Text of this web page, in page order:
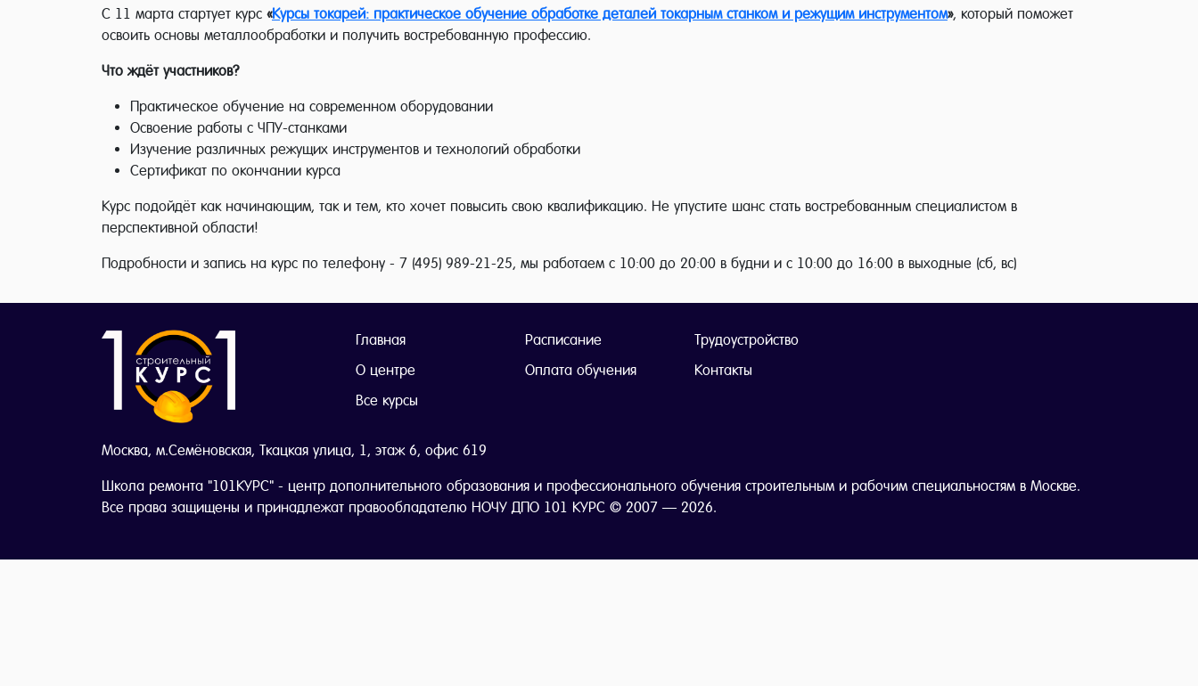
С 11 марта стартует курс «Курсы токарей: практическое обучение обработке деталей токарным станком и режущим инструментом», который поможет
освоить основы металлообработки и получить востребованную профессию.
Что ждёт участников?
Практическое обучение на современном оборудовании
Освоение работы с ЧПУ-станками
Изучение различных режущих инструментов и технологий обработки
Сертификат по окончании курса
Курс подойдёт как начинающим, так и тем, кто хочет повысить свою квалификацию. Не упустите шанс стать востребованным специалистом в
перспективной области!
Подробности и запись на курс по телефону - 7 (495) 989-21-25, мы работаем с 10:00 до 20:00 в будни и с 10:00 до 16:00 в выходные (сб, вс)
Главная
О центре
Все курсы
Расписание
Оплата обучения
Трудоустройство
Контакты
Москва, м.Семёновская, Ткацкая улица, 1, этаж 6, офис 619
Школа ремонта "101КУРС" - центр дополнительного образования и профессионального обучения строительным и рабочим специальностям в Москве.
Все права защищены и принадлежат правообладателю НОЧУ ДПО 101 КУРС © 2007 — 2026.